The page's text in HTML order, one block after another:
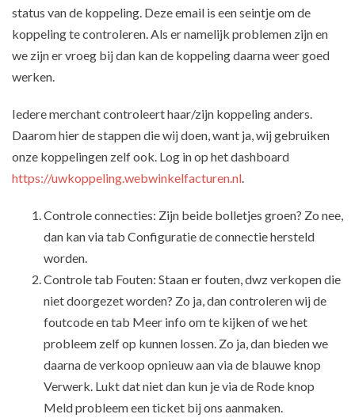
status van de koppeling. Deze email is een seintje om de
koppeling te controleren. Als er namelijk problemen zijn en
we zijn er vroeg bij dan kan de koppeling daarna weer goed
werken.
Iedere merchant controleert haar/zijn koppeling anders.
Daarom hier de stappen die wij doen, want ja, wij gebruiken
onze koppelingen zelf ook. Log in op het dashboard
https://uwkoppeling.webwinkelfacturen.nl.
Controle connecties: Zijn beide bolletjes groen? Zo nee,
dan kan via tab Configuratie de connectie hersteld
worden.
Controle tab Fouten: Staan er fouten, dwz verkopen die
niet doorgezet worden? Zo ja, dan controleren wij de
foutcode en tab Meer info om te kijken of we het
probleem zelf op kunnen lossen. Zo ja, dan bieden we
daarna de verkoop opnieuw aan via de blauwe knop
Verwerk. Lukt dat niet dan kun je via de Rode knop
Meld probleem een ticket bij ons aanmaken.